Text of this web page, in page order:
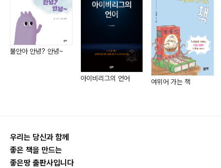
불안아 안녕? 안녕~
아이비리그의 언어 여위어 가는 책
우리는 당신과 함께
좋은 책을 만드는
좋은땅 출판사입니다